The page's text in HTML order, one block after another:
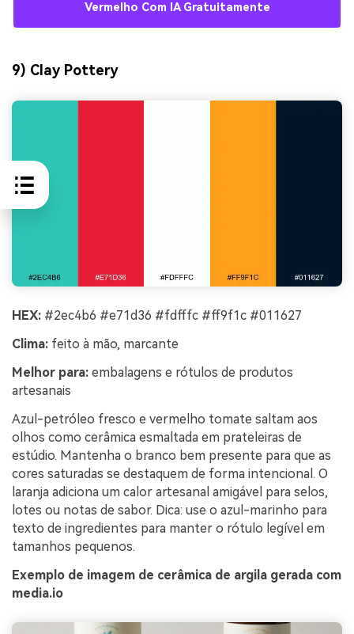
Vermelho Com IA Gratuitamente
9) Clay Pottery
HEX: #2ec4b6 #e71d36 #fdfffc #ff9f1c #011627
Clima: feito à mão, marcante
Melhor para: embalagens e rótulos de produtos
artesanais
Azul-petróleo fresco e vermelho tomate saltam aos
olhos como cerâmica esmaltada em prateleiras de
estúdio. Mantenha o branco bem presente para que as
cores saturadas se destaquem de forma intencional. O
laranja adiciona um calor artesanal amigável para selos,
lotes ou notas de sabor. Dica: use o azul-marinho para
texto de ingredientes para manter o rótulo legível em
tamanhos pequenos.
Exemplo de imagem de cerâmica de argila gerada com
media.io